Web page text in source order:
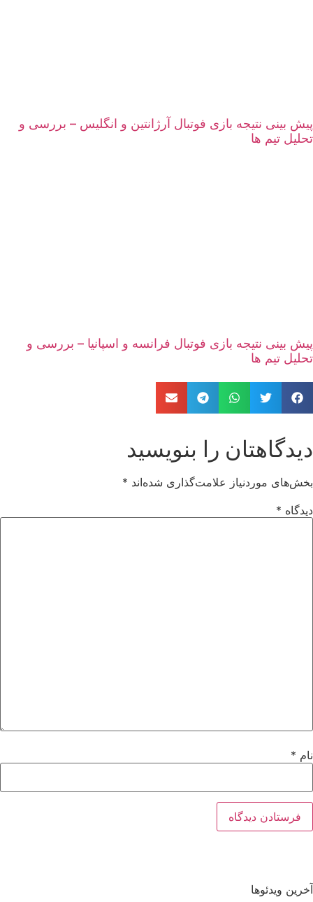
پیش بینی نتیجه بازی فوتبال آرژانتین و انگلیس – بررسی و
تحلیل تیم ها
پیش بینی نتیجه بازی فوتبال فرانسه و اسپانیا – بررسی و
تحلیل تیم ها
دیدگاهتان را بنویسید
بخش‌های موردنیاز علامت‌گذاری شده‌اند *
دیدگاه *
نام *
آخرین ویدئوها